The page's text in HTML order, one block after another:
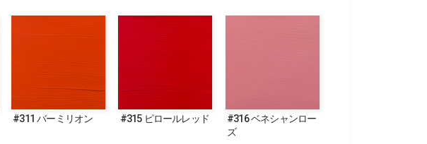
#311 バーミリオン #315 ピロールレッド
#316 ベネシャンロー
ズ